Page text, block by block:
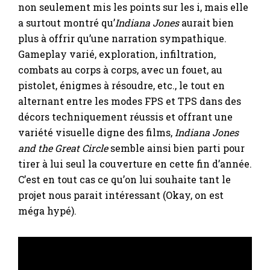
non seulement mis les points sur les i, mais elle
a surtout montré qu’Indiana Jonesaurait bien
plus à offrir qu’une narration sympathique.
Gameplay varié, exploration, infiltration,
combats au corps à corps, avec un fouet, au
pistolet, énigmes à résoudre, etc., le tout en
alternant entre les modes FPS et TPS dans des
décors techniquement réussis et offrant une
variété visuelle digne des films, Indiana Jones
and the Great Circlesemble ainsi bien parti pour
tirer à lui seul la couverture en cette fin d’année.
C’est en tout cas ce qu’on lui souhaite tant le
projet nous parait intéressant (Okay, on est
méga hypé).